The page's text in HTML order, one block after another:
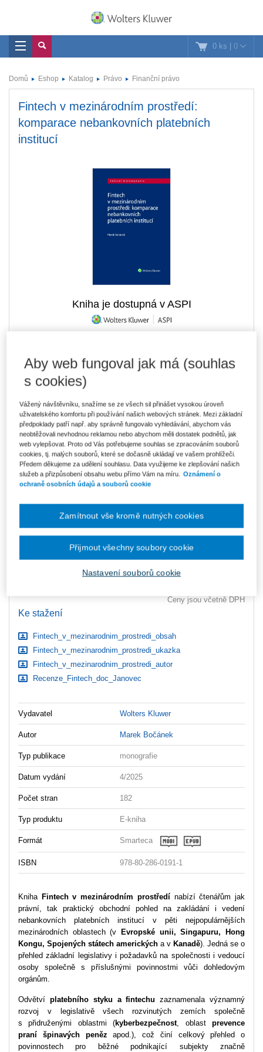
0 ks | 0
Domů Eshop Katalog Právo Finanční právo
Fintech v mezinárodním prostředí:
komparace nebankovních platebních
institucí
Kniha je dostupná v ASPI
467 Kč
Ušetříte 82 Kč
Tištěná kniha
Skladem- expedice do 2 pracovních dnů
397 Kč
E-kniha Smarteca + soubory ke stažení
V prodeji - ihned k dispozici
Co je Smarteca?
Kde najdu soubory e-knih?
666 Kč
Balíček - Tištěná kniha + E-kniha
Smarteca + soubory ke stažení
Co je Smarteca?
zaslány dodatečně e-mailem.
ks Vložit do košíku
Ceny jsou včetně DPH
Ke stažení
Fintech_v_mezinarodnim_prostredi_obsah
Fintech_v_mezinarodnim_prostredi_ukazka
Fintech_v_mezinarodnim_prostredi_autor
Recenze_Fintech_doc_Janovec
Vydavatel Wolters Kluwer
Autor Marek Bočánek
Typ publikace monografie
Datum vydání 4/2025
Počet stran 182
Typ produktu E-kniha
Formát Smarteca
ISBN 978-80-286-0191-1
Kniha Fintech v mezinárodním prostředínabízí čtenářům jak
právní, tak praktický obchodní pohled na zakládání i vedení
nebankovních platebních institucí v pěti nejpopulárnějších
mezinárodních oblastech (v Evropské unii, Singapuru, Hong
Kongu, Spojených státech amerických a v Kanadě). Jedná se o
přehled základní legislativy i požadavků na společnosti i vedoucí
osoby společně s příslušnými povinnostmi vůči dohledovým
orgánům.
Odvětví platebního styku a fintechu zaznamenala významný
rozvoj v legislativě všech rozvinutých zemích společně
s přidruženými oblastmi (kyberbezpečnost, oblastprevence
praní špinavých peněz apod.), což činí celkový přehled o
povinnostech pro běžné podnikající subjekty značně
Aby web fungoval jak má (souhlas
s cookies)
Vážený návštěvníku, snažíme se ze všech sil přinášet vysokou úroveň
uživatelského komfortu při používání našich webových stránek. Mezi základní
předpoklady patří např. aby správně fungovalo vyhledávání, abychom vás
neobtěžovali nevhodnou reklamou nebo abychom měli dostatek podnětů, jak
web vylepšovat. Proto od Vás potřebujeme souhlas se zpracováním souborů
cookies, tj. malých souborů, které se dočasně ukládají ve vašem prohlížeči.
Předem děkujeme za udělení souhlasu. Data využijeme ke zlepšování našich
služeb a přizpůsobení obsahu webu přímo Vám na míru. Oznámení o
ochraně osobních údajů a souborů cookie
Nastavení souborů cookie
Zamítnout vše kromě nutných cookies
Přijmout všechny soubory cookie